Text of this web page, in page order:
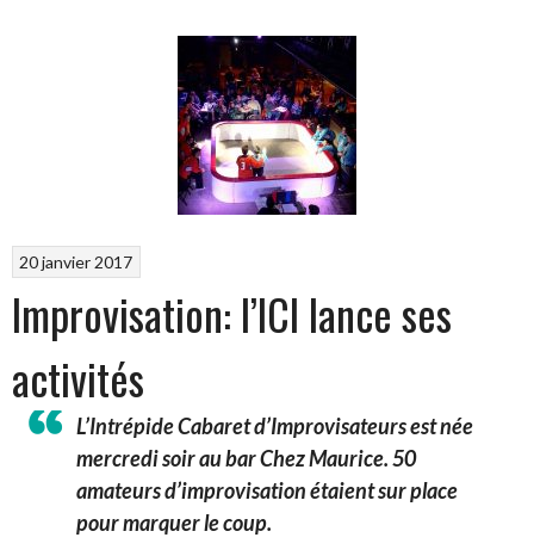
Première
20 janvier 2017
Improvisation: l’ICI lance ses
activités
L’Intrépide Cabaret d’Improvisateurs est née
mercredi soir au bar Chez Maurice. 50
amateurs d’improvisation étaient sur place
pour marquer le coup.